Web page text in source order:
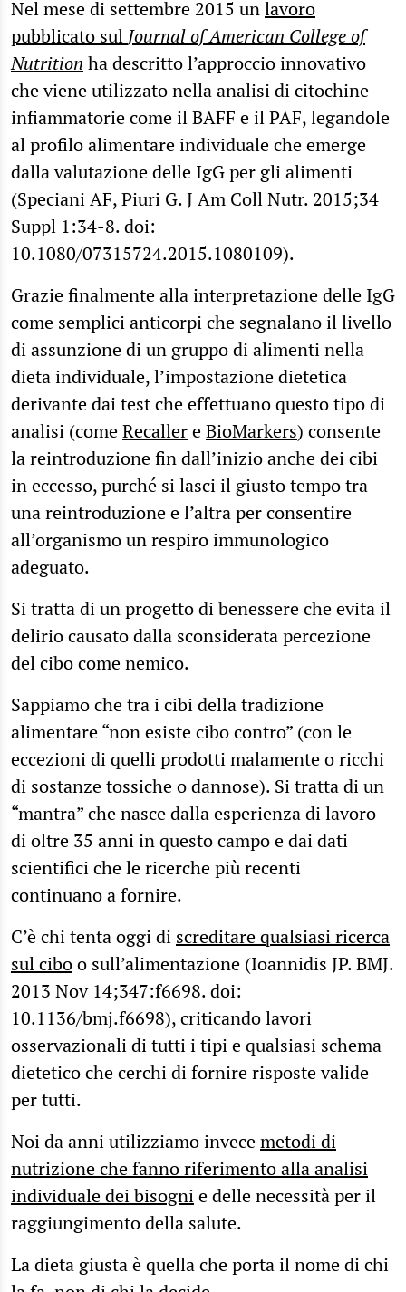
Nel mese di settembre 2015 unlavoro
pubblicato sul Journal of American College of
Nutrition ha descritto l’approccio innovativo
che viene utilizzato nella analisi di citochine
infiammatorie come il BAFF e il PAF, legandole
al profilo alimentare individuale che emerge
dalla valutazione delle IgG per gli alimenti
(Speciani AF, Piuri G. J Am Coll Nutr. 2015;34
Suppl 1:34-8. doi:
10.1080/07315724.2015.1080109).
Grazie finalmente alla interpretazione delle IgG
come semplici anticorpi che segnalano il livello
di assunzione di un gruppo di alimenti nella
dieta individuale, l’impostazione dietetica
derivante dai test che effettuano questo tipo di
analisi (comeRecallereBioMarkers) consente
la reintroduzione fin dall’inizio anche dei cibi
in eccesso, purché si lasci il giusto tempo tra
una reintroduzione e l’altra per consentire
all’organismo un respiro immunologico
adeguato.
Si tratta di un progetto di benessere che evita il
delirio causato dalla sconsiderata percezione
del cibo come nemico.
Sappiamo che tra i cibi della tradizione
alimentare “non esiste cibo contro” (con le
eccezioni di quelli prodotti malamente o ricchi
di sostanze tossiche o dannose). Si tratta di un
“mantra” che nasce dalla esperienza di lavoro
di oltre 35 anni in questo campo e dai dati
scientifici che le ricerche più recenti
continuano a fornire.
C’è chi tenta oggi di screditare qualsiasi ricerca
sul ciboo sull’alimentazione (Ioannidis JP. BMJ.
2013 Nov 14;347:f6698. doi:
10.1136/bmj.f6698), criticando lavori
osservazionali di tutti i tipi e qualsiasi schema
dietetico che cerchi di fornire risposte valide
per tutti.
Noi da anni utilizziamo invecemetodi di
nutrizione che fanno riferimento alla analisi
individuale dei bisognie delle necessità per il
raggiungimento della salute.
La dieta giusta è quella che porta il nome di chi